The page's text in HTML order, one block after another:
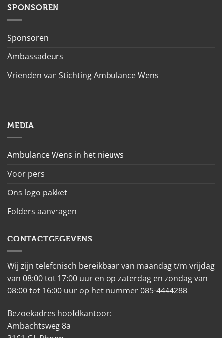
SPONSOREN
Sponsoren
Ambassadeurs
Vrienden van Stichting Ambulance Wens
MEDIA
Ambulance Wens in het nieuws
Voor pers
Ons logo pakket
Folders aanvragen
CONTACTGEGEVENS
Wij zijn telefonisch bereikbaar van maandag t/m vrijdag
van 08:00 tot 17:00 uur en op zaterdag en zondag van
08:00 tot 16:00 uur op het nummer 085-4444288
Bezoekadres hoofdkantoor:
Ambachtsweg 8a